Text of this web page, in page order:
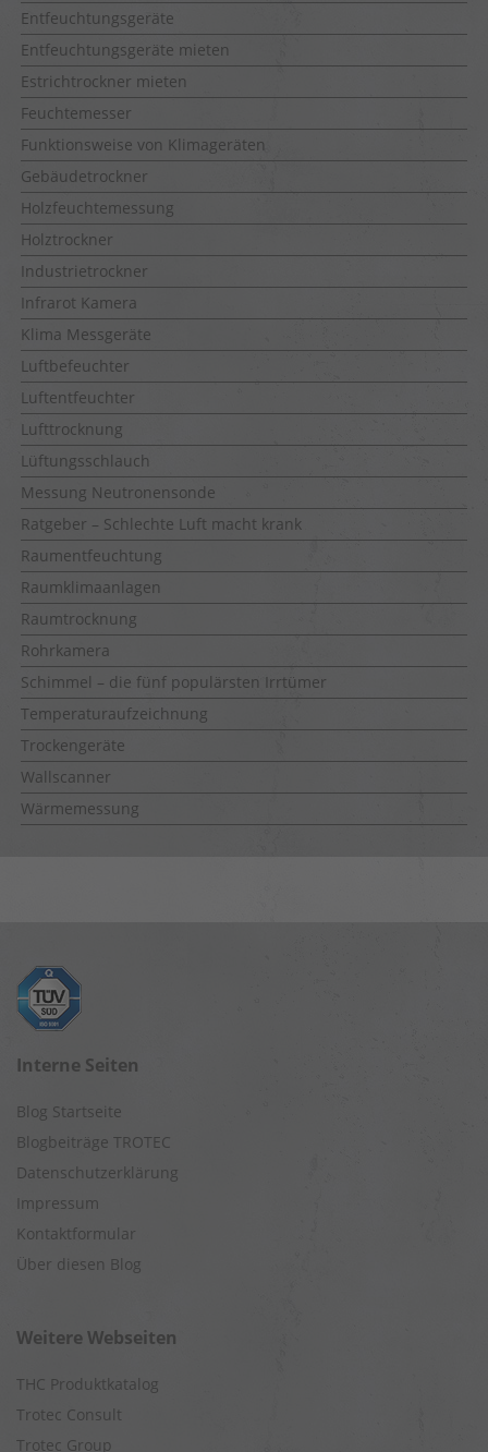
Entfeuchtungsgeräte
Entfeuchtungsgeräte mieten
Estrichtrockner mieten
Feuchtemesser
Funktionsweise von Klimageräten
Gebäudetrockner
Holzfeuchtemessung
Holztrockner
Industrietrockner
Infrarot Kamera
Klima Messgeräte
Luftbefeuchter
Luftentfeuchter
Lufttrocknung
Lüftungsschlauch
Messung Neutronensonde
Ratgeber – Schlechte Luft macht krank
Raumentfeuchtung
Raumklimaanlagen
Raumtrocknung
Rohrkamera
Schimmel – die fünf populärsten Irrtümer
Temperaturaufzeichnung
Trockengeräte
Wallscanner
Wärmemessung
Interne Seiten
Blog Startseite
Blogbeiträge TROTEC
Datenschutzerklärung
Impressum
Kontaktformular
Über diesen Blog
Weitere Webseiten
THC Produktkatalog
Trotec Consult
Trotec Group